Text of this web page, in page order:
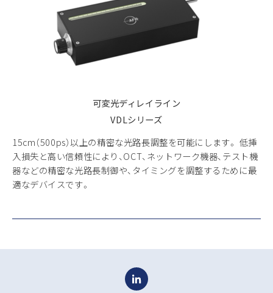
可変光ディレイライン
VDLシリーズ
15cm（500ps）以上の精密な光路長調整を可能にします。 低挿
入損失と高い信頼性により、OCT、ネットワーク機器、テスト機
器などの精密な光路長制御や、タイミングを調整するために最
適なデバイスです。